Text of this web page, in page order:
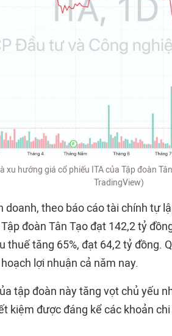
xu hướng giá cổ phiếu ITA của Tập đoàn
TradingView)
doanh, theo báo cáo tài chính tự
đoàn Tân Tạo đạt 142,2 tỷ
thuế tăng 65%, đạt 64,2 tỷ đồng.
lợi nhuận cả năm nay.
tập đoàn này tăng vọt chủ yếu
kiệm được đáng kể các khoản